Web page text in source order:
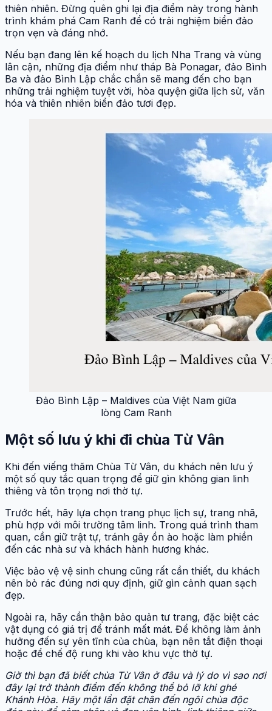
thiên nhiên. Đừng quên ghi lại địa điểm này trong hành
trình khám phá Cam Ranh để có trải nghiệm biển đảo
trọn vẹn và đáng nhớ.
Nếu bạn đang lên kế hoạch du lịch Nha Trang và vùng
lân cận, những địa điểm như tháp Bà Ponagar, đảo Bình
Ba và đảo Bình Lập chắc chắn sẽ mang đến cho bạn
những trải nghiệm tuyệt vời, hòa quyện giữa lịch sử, văn
hóa và thiên nhiên biển đảo tươi đẹp.
Đảo Bình Lập – Maldives của Việt Nam giữa
lòng Cam Ranh
Một số lưu ý khi đi chùa Từ Vân
Khi đến viếng thăm Chùa Từ Vân, du khách nên lưu ý
một số quy tắc quan trọng để giữ gìn không gian linh
thiêng và tôn trọng nơi thờ tự.
Trước hết, hãy lựa chọn trang phục lịch sự, trang nhã,
phù hợp với môi trường tâm linh. Trong quá trình tham
quan, cần giữ trật tự, tránh gây ồn ào hoặc làm phiền
đến các nhà sư và khách hành hương khác.
Việc bảo vệ vệ sinh chung cũng rất cần thiết, du khách
nên bỏ rác đúng nơi quy định, giữ gìn cảnh quan sạch
đẹp.
Ngoài ra, hãy cẩn thận bảo quản tư trang, đặc biệt các
vật dụng có giá trị để tránh mất mát. Để không làm ảnh
hưởng đến sự yên tĩnh của chùa, bạn nên tắt điện thoại
hoặc để chế độ rung khi vào khu vực thờ tự.
Giờ thì bạn đã biết chùa Từ Vân ở đâu và lý do vì sao nơi
đây lại trở thành điểm đến không thể bỏ lỡ khi ghé
Khánh Hòa. Hãy một lần đặt chân đến ngôi chùa độc